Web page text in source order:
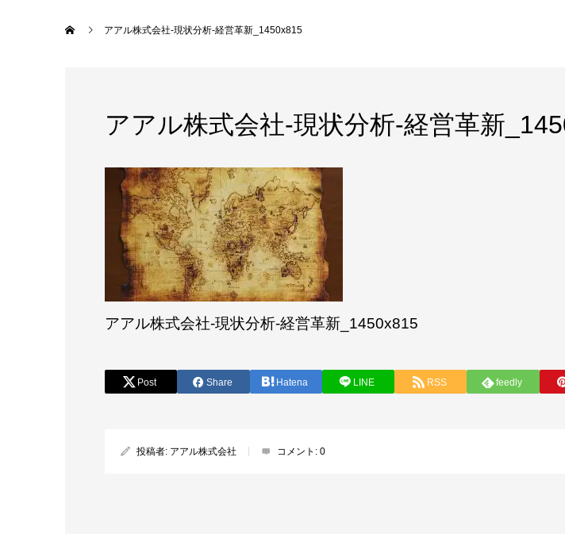
アアル株式会社-現状分析-経営革新_1450x815
アアル株式会社-現状分析-経営革新
アアル株式会社-現状分析-経営革新_1450x815
Post Share Hatena LINE RSS feedly
投稿者: アアル株式会社 コメント: 0